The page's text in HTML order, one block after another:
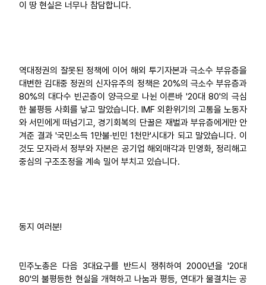
이 땅 현실은 너무나 참담합니다.
역대정권의 잘못된 정책에 이어 해외 투기자본과 극소수 부유층을
대변한 김대중 정권의 신자유주의 정책은 20%의 극소수 부유층과
80%의 대다수 빈곤층이 양극으로 나뉜 이른바 '20대 80'의 극심
한 불평등 사회를 낳고 말았습니다. IMF 외환위기의 고통을 노동자
와 서민에게 떠넘기고, 경기회복의 단꿀은 재벌과 부유층에게만 안
겨준 결과 '국민소득 1만불·빈민 1천만'시대가 되고 말았습니다. 이
것도 모자라서 정부와 자본은 공기업 해외매각과 민영화, 정리해고
중심의 구조조정을 계속 밀어 부치고 있습니다.
동지 여러분!
민주노총은 다음 3대요구를 반드시 쟁취하여 2000년을 '20대
80'의 불평등한 현실을 개혁하고 나눔과 평등, 연대가 물결치는 공